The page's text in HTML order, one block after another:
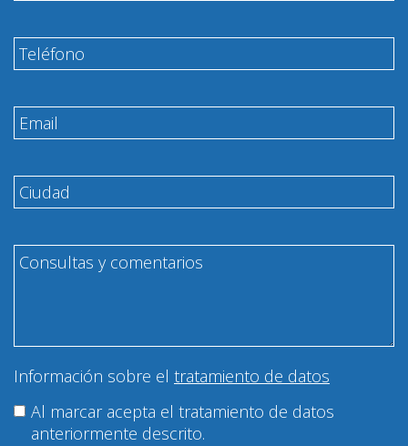
Información sobre el tratamiento de datos
Al marcar acepta el tratamiento de datos
anteriormente descrito.